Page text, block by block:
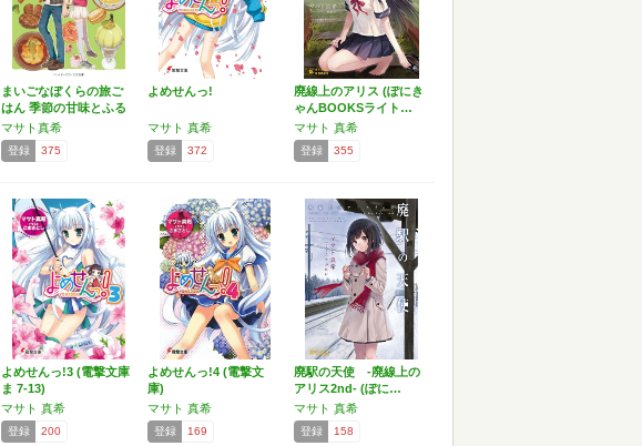
まいごなぼくらの旅ご
はん 季節の甘味とふる
さ…
マサト真希
登録 375
よめせんっ!
マサト 真希
登録 372
廃線上のアリス (ぽにき
ゃんBOOKSライト…
マサト 真希
登録 355
よめせんっ!3 (電撃文庫
ま 7-13)
マサト 真希
登録 200
よめせんっ!4 (電撃文
庫)
マサト 真希
登録 169
廃駅の天使 -廃線上の
アリス2nd- (ぽに…
マサト 真希
登録 158